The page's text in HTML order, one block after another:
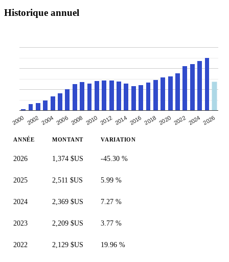
Historique annuel
2000 2002 2004 2006 2008 2010 2012 2014 2016 2018 2020 2022 2024 2026
ANNÉE MONTANT VARIATION
2026 1,374 $US -45.30 %
2025 2,511 $US 5.99 %
2024 2,369 $US 7.27 %
2023 2,209 $US 3.77 %
2022 2,129 $US 19.96 %